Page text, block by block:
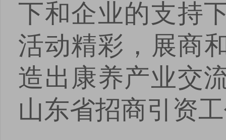
下和企业的支持
活动精彩，展商
造出康养产业交
山东省招商引资
点击 点击